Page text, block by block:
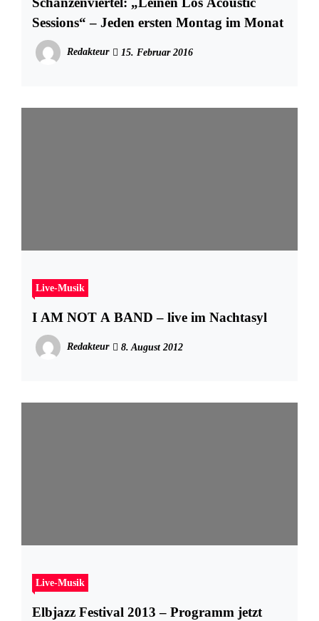
Sessions“ – Jeden ersten Montag im Monat
Redakteur 15. Februar 2016
Live-Musik
I AM NOT A BAND – live im Nachtasyl
Redakteur 8. August 2012
Live-Musik
Elbjazz Festival 2013 – Programm jetzt